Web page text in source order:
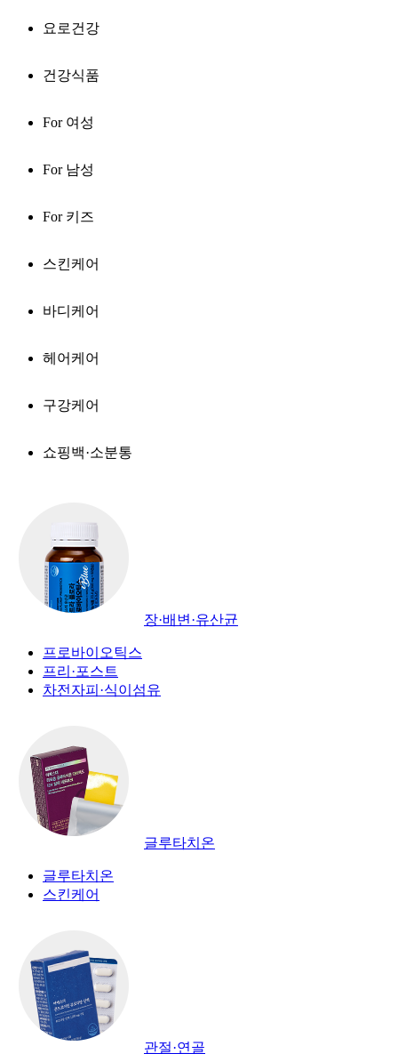
요로건강
건강식품
For 여성
For 남성
For 키즈
스킨케어
바디케어
헤어케어
구강케어
쇼핑백·소분통
장·배변·유산균
프로바이오틱스
프리·포스트
차전자피·식이섬유
글루타치온
글루타치온
스킨케어
관절·연골